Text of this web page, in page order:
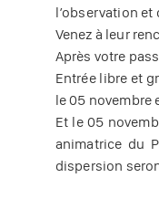
l’observation
Venez à leur
Après votre
Entrée libre et
le 05 novembre
Et le 05
animatrice du
dispersion